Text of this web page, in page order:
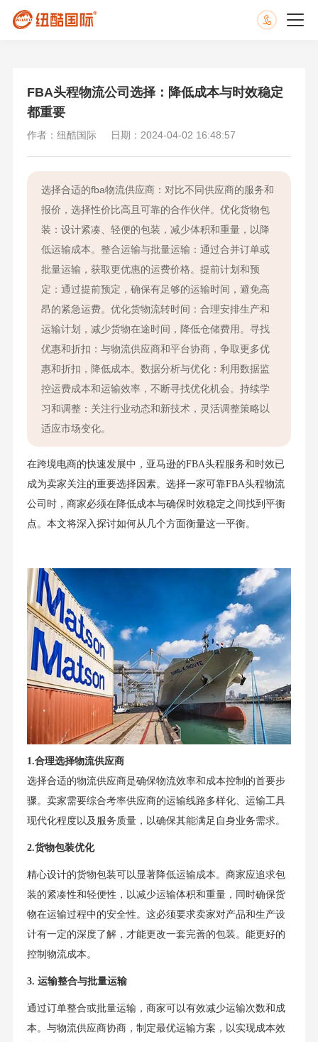
FBA头程物流公司选择：降低成本与时效稳定
都重要
作者：纽酷国际 日期：2024-04-02 16:48:57
选择合适的fba物流供应商：对比不同供应商的服务和
报价，选择性价比高且可靠的合作伙伴。优化货物包
装：设计紧凑、轻便的包装，减少体积和重量，以降
低运输成本。整合运输与批量运输：通过合并订单或
批量运输，获取更优惠的运费价格。提前计划和预
定：通过提前预定，确保有足够的运输时间，避免高
昂的紧急运费。优化货物流转时间：合理安排生产和
运输计划，减少货物在途时间，降低仓储费用。寻找
优惠和折扣：与物流供应商和平台协商，争取更多优
惠和折扣，降低成本。数据分析与优化：利用数据监
控运费成本和运输效率，不断寻找优化机会。持续学
习和调整：关注行业动态和新技术，灵活调整策略以
适应市场变化。
在跨境电商的快速发展中，亚马逊的FBA头程服务和时效已
成为卖家关注的重要选择因素。选择一家可靠FBA头程物流
公司时，商家必须在降低成本与确保时效稳定之间找到平衡
点。本文将深入探讨如何从几个方面衡量这一平衡。
1.合理选择物流供应商
选择合适的物流供应商是确保物流效率和成本控制的首要步
骤。卖家需要综合考率供应商的运输线路多样化、运输工具
现代化程度以及服务质量，以确保其能满足自身业务需求。
2.货物包装优化
精心设计的货物包装可以显著降低运输成本。商家应追求包
装的紧凑性和轻便性，以减少运输体积和重量，同时确保货
物在运输过程中的安全性。这必须要求卖家对产品和生产设
计有一定的深度了解，才能更改一套完善的包装。能更好的
控制物流成本。
3. 运输整合与批量运输
通过订单整合或批量运输，商家可以有效减少运输次数和成
本。与物流供应商协商，制定最优运输方案，以实现成本效